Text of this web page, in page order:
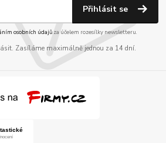
Přihlásit se
osobních údajůza účelem rozesílky newsletteru.
Zasíláme maximálně jednou za 14 dní.